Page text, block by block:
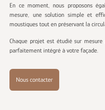
En ce moment, nous proposons
mesure, une solution simple et
moustiques tout en préservant la
Chaque projet est étudié sur
parfaitement intégré à votre façade.
Nous contacter